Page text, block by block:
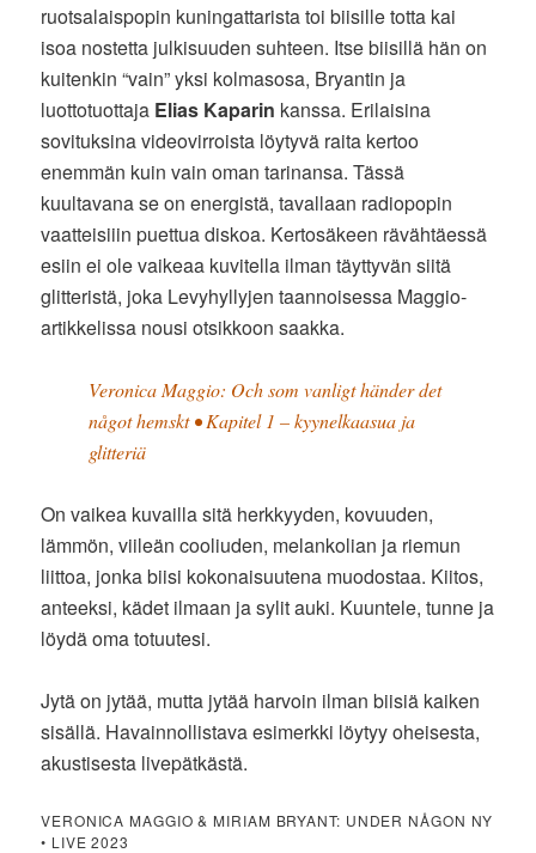
ruotsalaispopin kuningattarista toi biisille totta kai
isoa nostetta julkisuuden suhteen. Itse biisillä hän on
kuitenkin “vain” yksi kolmasosa, Bryantin ja
luottotuottaja Elias Kaparin kanssa. Erilaisina
sovituksina videovirroista löytyvä raita kertoo
enemmän kuin vain oman tarinansa. Tässä
kuultavana se on energistä, tavallaan radiopopin
vaatteisiiin puettua diskoa. Kertosäkeen rävähtäessä
esiin ei ole vaikeaa kuvitella ilman täyttyvän siitä
glitteristä, joka Levyhyllyjen taannoisessa Maggio-
artikkelissa nousi otsikkoon saakka.
Veronica Maggio: Och som vanligt händer det
något hemskt • Kapitel 1 – kyynelkaasua ja
glitteriä
On vaikea kuvailla sitä herkkyyden, kovuuden,
lämmön, viileän cooliuden, melankolian ja riemun
liittoa, jonka biisi kokonaisuutena muodostaa. Kiitos,
anteeksi, kädet ilmaan ja sylit auki. Kuuntele, tunne ja
löydä oma totuutesi.
Jytä on jytää, mutta jytää harvoin ilman biisiä kaiken
sisällä. Havainnollistava esimerkki löytyy oheisesta,
akustisesta livepätkästä.
VERONICA MAGGIO & MIRIAM BRYANT: UNDER NÅGON NY
• LIVE 2023